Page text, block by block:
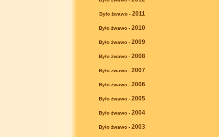
Było żwawo - 2011
Było żwawo - 2010
Było żwawo - 2009
Było żwawo - 2008
Było żwawo - 2007
Było żwawo - 2006
Było żwawo - 2005
Było żwawo - 2004
Było żwawo - 2003